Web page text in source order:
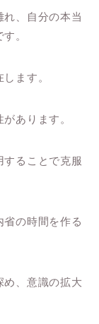
、自分の本当
。
ます。
あります。
することで克服
の時間を作る
め、意識の拡大